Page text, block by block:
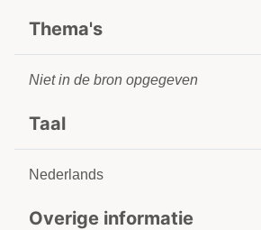
Thema's
Niet in de bron opgegeven
Taal
Nederlands
Overige informatie